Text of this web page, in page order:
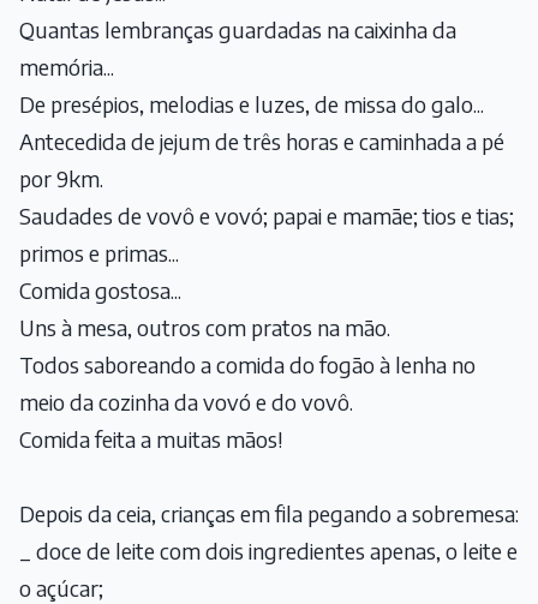
Quantas lembranças guardadas na caixinha da
memória...
De presépios, melodias e luzes, de missa do galo...
Antecedida de jejum de três horas e caminhada a pé
por 9km.
Saudades de vovô e vovó; papai e mamãe; tios e tias;
primos e primas...
Comida gostosa...
Uns à mesa, outros com pratos na mão.
Todos saboreando a comida do fogão à lenha no
meio da cozinha da vovó e do vovô.
Comida feita a muitas mãos!
Depois da ceia, crianças em fila pegando a sobremesa:
_ doce de leite com dois ingredientes apenas, o leite e
o açúcar;